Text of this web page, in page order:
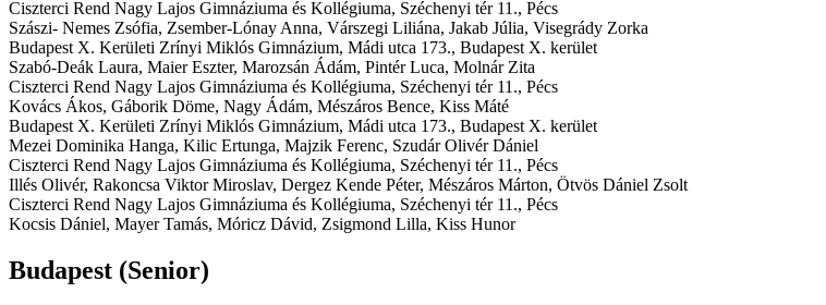
Ciszterci Rend Nagy Lajos Gimnáziuma és Kollégiuma, Széchenyi tér 11., Pécs
Szászi- Nemes Zsófia, Zsember-Lónay Anna, Várszegi Liliána, Jakab Júlia, Visegrády Zorka
Budapest X. Kerületi Zrínyi Miklós Gimnázium, Mádi utca 173., Budapest X. kerület
Szabó-Deák Laura, Maier Eszter, Marozsán Ádám, Pintér Luca, Molnár Zita
Ciszterci Rend Nagy Lajos Gimnáziuma és Kollégiuma, Széchenyi tér 11., Pécs
Kovács Ákos, Gáborik Döme, Nagy Ádám, Mészáros Bence, Kiss Máté
Budapest X. Kerületi Zrínyi Miklós Gimnázium, Mádi utca 173., Budapest X. kerület
Mezei Dominika Hanga, Kilic Ertunga, Majzik Ferenc, Szudár Olivér Dániel
Ciszterci Rend Nagy Lajos Gimnáziuma és Kollégiuma, Széchenyi tér 11., Pécs
Illés Olivér, Rakoncsa Viktor Miroslav, Dergez Kende Péter, Mészáros Márton, Ötvös Dániel Zsolt
Ciszterci Rend Nagy Lajos Gimnáziuma és Kollégiuma, Széchenyi tér 11., Pécs
Kocsis Dániel, Mayer Tamás, Móricz Dávid, Zsigmond Lilla, Kiss Hunor
Budapest (Senior)